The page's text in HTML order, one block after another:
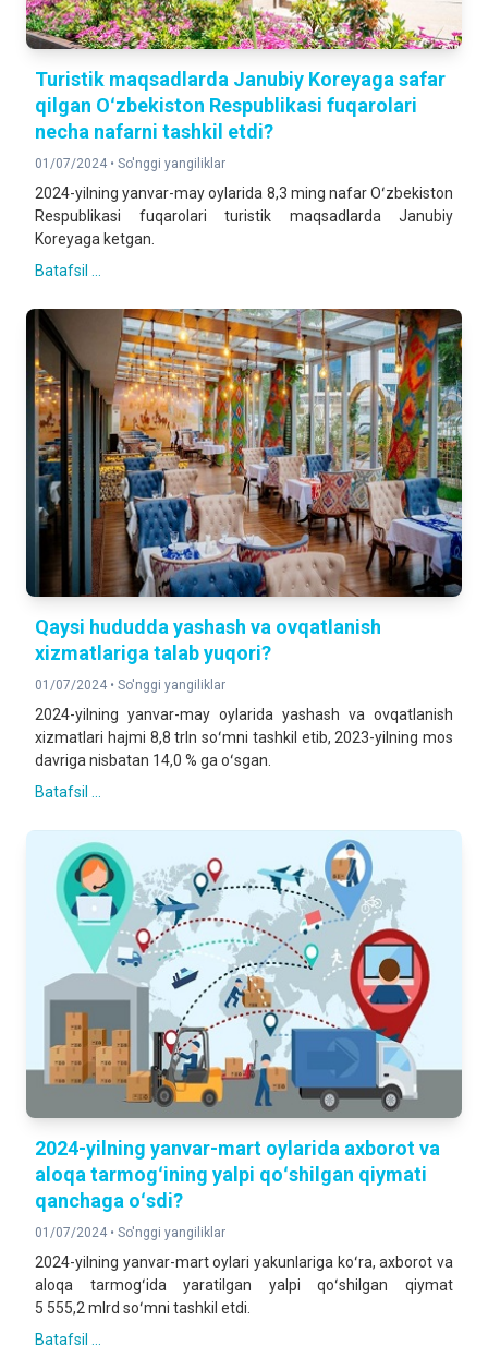
Turistik maqsadlarda Janubiy Koreyaga safar
qilgan Oʻzbekiston Respublikasi fuqarolari
necha nafarni tashkil etdi?
01/07/2024 • So'nggi yangiliklar
2024-yilning yanvar-may oylarida 8,3 ming nafar Oʻzbekiston
Respublikasi fuqarolari turistik maqsadlarda Janubiy
Koreyaga ketgan.
Batafsil ...
Qaysi hududda yashash va ovqatlanish
xizmatlariga talab yuqori?
01/07/2024 • So'nggi yangiliklar
2024-yilning yanvar-may oylarida yashash va ovqatlanish
xizmatlari hajmi 8,8 trln soʻmni tashkil etib, 2023-yilning mos
davriga nisbatan 14,0 % ga oʻsgan.
Batafsil ...
2024-yilning yanvar-mart oylarida axborot va
aloqa tarmogʻining yalpi qoʻshilgan qiymati
qanchaga oʻsdi?
01/07/2024 • So'nggi yangiliklar
2024-yilning yanvar-mart oylari yakunlariga koʻra, axborot va
aloqa tarmogʻida yaratilgan yalpi qoʻshilgan qiymat
5 555,2 mlrd soʻmni tashkil etdi.
Batafsil ...